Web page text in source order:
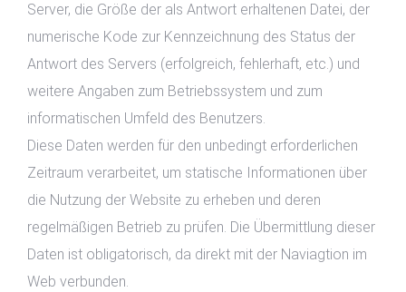
Server, die Größe der als Antwort erhaltenen Datei, der
numerische Kode zur Kennzeichnung des Status der
Antwort des Servers (erfolgreich, fehlerhaft, etc.) und
weitere Angaben zum Betriebssystem und zum
informatischen Umfeld des Benutzers.
Diese Daten werden für den unbedingt erforderlichen
Zeitraum verarbeitet, um statische Informationen über
die Nutzung der Website zu erheben und deren
regelmäßigen Betrieb zu prüfen. Die Übermittlung dieser
Daten ist obligatorisch, da direkt mit der Naviagtion im
Web verbunden.